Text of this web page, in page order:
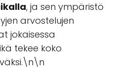
, ja sen ympäristö
arvostelujen
jokaisessa
tekee koko